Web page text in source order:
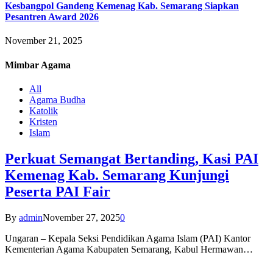
Kesbangpol Gandeng Kemenag Kab. Semarang Siapkan
Pesantren Award 2026
November 21, 2025
Mimbar Agama
All
Agama Budha
Katolik
Kristen
Islam
Perkuat Semangat Bertanding, Kasi PAI
Kemenag Kab. Semarang Kunjungi
Peserta PAI Fair
By adminNovember 27, 20250
Ungaran – Kepala Seksi Pendidikan Agama Islam (PAI) Kantor
Kementerian Agama Kabupaten Semarang, Kabul Hermawan…